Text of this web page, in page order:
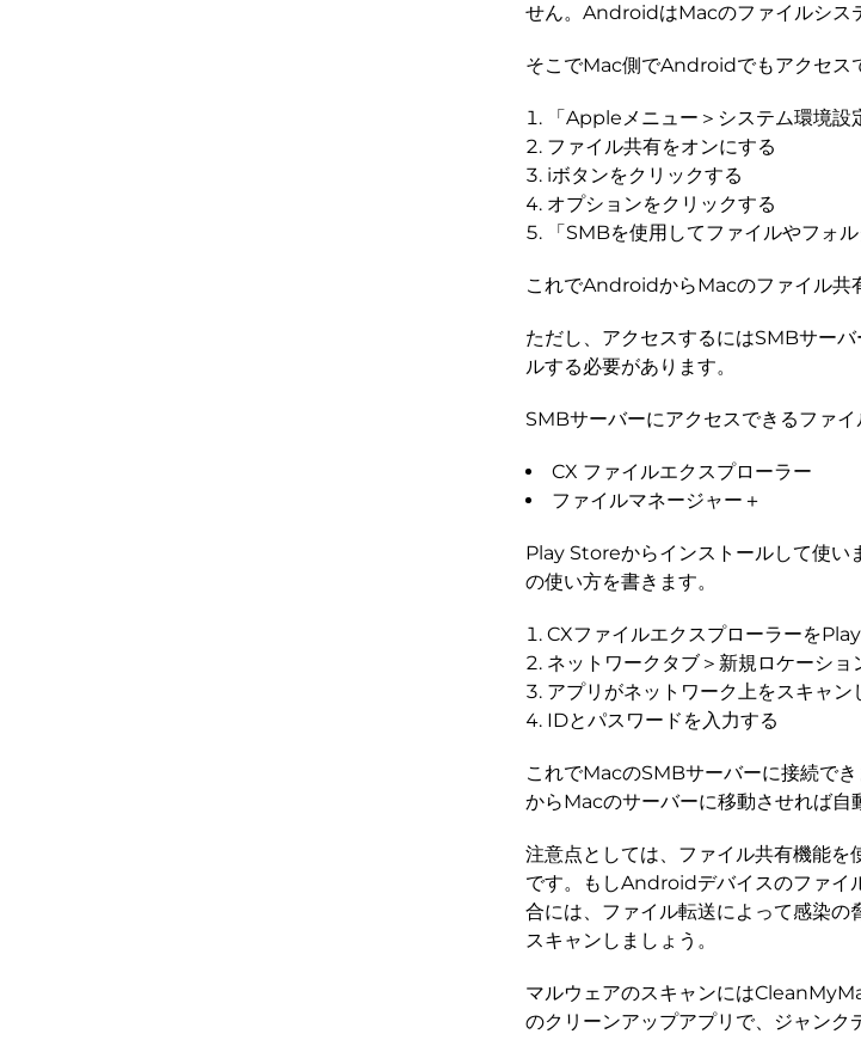
せん。AndroidはMacのファイルシス
そこでMac側でAndroidでもアクセス
「Appleメニュー＞システム環境設
ファイル共有をオンにする
iボタンをクリックする
オプションをクリックする
「SMBを使用してファイルやフォ
これでAndroidからMacのファイル共
ただし、アクセスするにはSMBサー
ルする必要があります。
SMBサーバーにアクセスできるファ
CX ファイルエクスプローラー
ファイルマネージャー＋
Play Storeからインストールして使い
の使い方を書きます。
CXファイルエクスプローラーを
ネットワークタブ＞新規ロケーシ
アプリがネットワーク上をスキャ
IDとパスワードを入力する
これでMacのSMBサーバーに接続で
からMacのサーバーに移動させれば自
注意点としては、ファイル共有機能を
です。もしAndroidデバイスのファイ
合には、ファイル転送によって感染
スキャンしましょう。
マルウェアのスキャンには
のクリーンアップアプリで、ジャン